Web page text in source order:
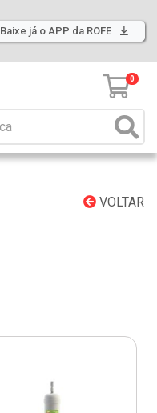
Baixe já o APP da ROFE
0
VOLTAR